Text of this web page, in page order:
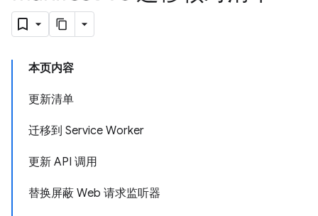
本页内容
更新清单
迁移到 Service Worker
更新 API 调用
替换屏蔽 Web 请求监听器